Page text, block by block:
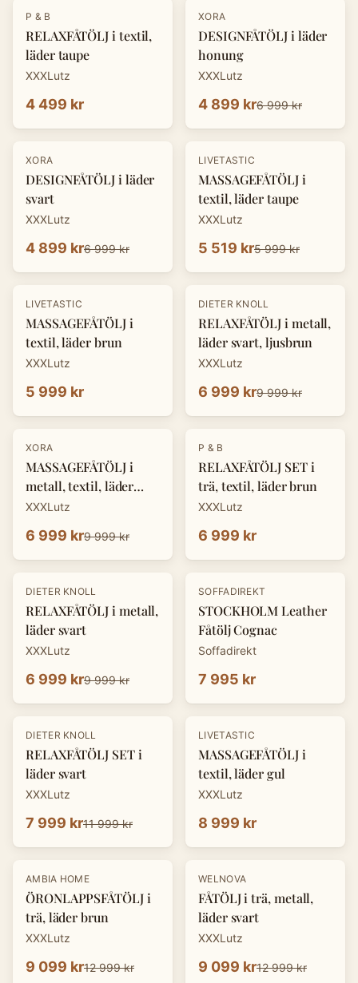
P & B
RELAXFÅTÖLJ i textil,
läder taupe
XXXLutz
4 499 kr
-30%
XORA
DESIGNFÅTÖLJ i läder
honung
XXXLutz
4 899 kr6 999 kr
-30%
XORA
DESIGNFÅTÖLJ i läder
svart
XXXLutz
4 899 kr6 999 kr
- 8%
LIVETASTIC
MASSAGEFÅTÖLJ i
textil, läder taupe
XXXLutz
5 519 kr5 999 kr
LIVETASTIC
MASSAGEFÅTÖLJ i
textil, läder brun
XXXLutz
5 999 kr
-30%
DIETER KNOLL
RELAXFÅTÖLJ i metall,
läder svart, ljusbrun
XXXLutz
6 999 kr9 999 kr
-30%
XORA
MASSAGEFÅTÖLJ i
metall, textil, läder
mörkgrå
XXXLutz
6 999 kr9 999 kr
P & B
RELAXFÅTÖLJ SET i
trä, textil, läder brun
XXXLutz
6 999 kr
-30%
DIETER KNOLL
RELAXFÅTÖLJ i metall,
läder svart
XXXLutz
6 999 kr9 999 kr
SOFFADIREKT
STOCKHOLM Leather
Fåtölj Cognac
Soffadirekt
7 995 kr
-33%
DIETER KNOLL
RELAXFÅTÖLJ SET i
läder svart
XXXLutz
7 999 kr11 999 kr
LIVETASTIC
MASSAGEFÅTÖLJ i
textil, läder gul
XXXLutz
8 999 kr
-30%
AMBIA HOME
ÖRONLAPPSFÅTÖLJ i
trä, läder brun
XXXLutz
9 099 kr12 999 kr
-30 %
WELNOVA
FÅTÖLJ i trä, metall,
läder svart
XXXLutz
9 099 kr12 999 kr